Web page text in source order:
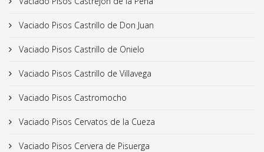
Vaciado Pisos Castrillo de Don Juan
Vaciado Pisos Castrillo de Onielo
Vaciado Pisos Castrillo de Villavega
Vaciado Pisos Castromocho
Vaciado Pisos Cervatos de la Cueza
Vaciado Pisos Cervera de Pisuerga